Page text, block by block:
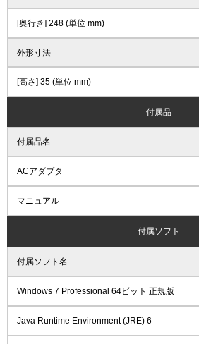
[奥行き] 248 (単位 mm)
外形寸法
[高さ] 35 (単位 mm)
付属品
付属品名
ACアダプタ
マニュアル
付属ソフト
付属ソフト名
Windows 7 Professional 64ビット 正規版
Java Runtime Environment (JRE) 6